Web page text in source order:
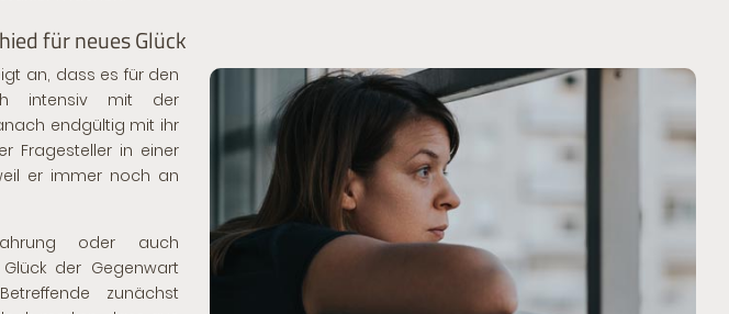
für neues Glück
an, dass es für den
intensiv mit der
endgültig mit ihr
Fragesteller in einer
er immer noch an
oder auch
der Gegenwart
zunächst